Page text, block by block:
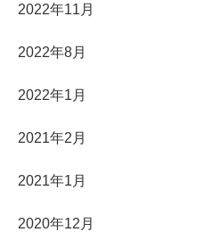
2022年11月
2022年8月
2022年1月
2021年2月
2021年1月
2020年12月